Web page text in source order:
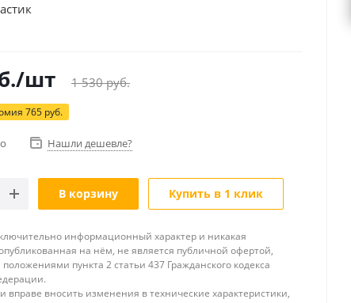
/шт 1 530руб.
765 руб.
Нашли дешевле?
В корзину Купить в 1 клик
информационный характер и никакая
на нём, не является публичной офертой,
пункта 2 статьи 437 Гражданского кодекса
вправе вносить изменения в технические характеристики,